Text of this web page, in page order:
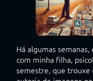
Há algumas
com minha filha,
semestre, que trouxe